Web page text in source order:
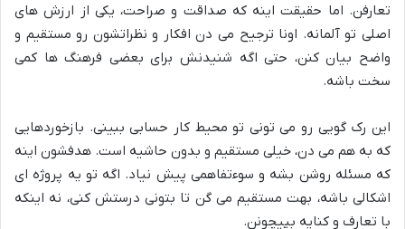
تعارفن. اما حقیقت اینه که صداقت و صراحت، یکی از ارزش های
اصلی تو آلمانه. اونا ترجیح می دن افکار و نظراتشون رو مستقیم و
واضح بیان کنن، حتی اگه شنیدنش برای بعضی فرهنگ ها کمی
سخت باشه.
این رک گویی رو می تونی تو محیط کار حسابی ببینی. بازخوردهایی
که به هم می دن، خیلی مستقیم و بدون حاشیه است. هدفشون اینه
که مسئله روشن بشه و سوءتفاهمی پیش نیاد. اگه تو یه پروژه ای
اشکالی باشه، بهت مستقیم می گن تا بتونی درستش کنی، نه اینکه
با تعارف و کنایه بپیچونن.